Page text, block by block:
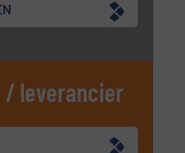
/ leverancier